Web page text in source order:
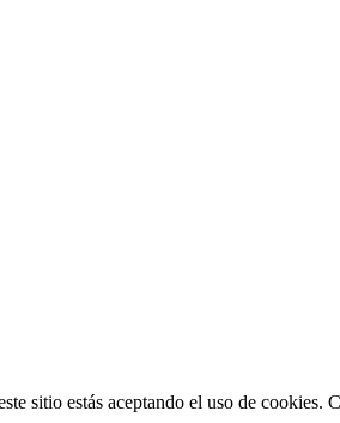
sitio estás aceptando el uso de cookies.